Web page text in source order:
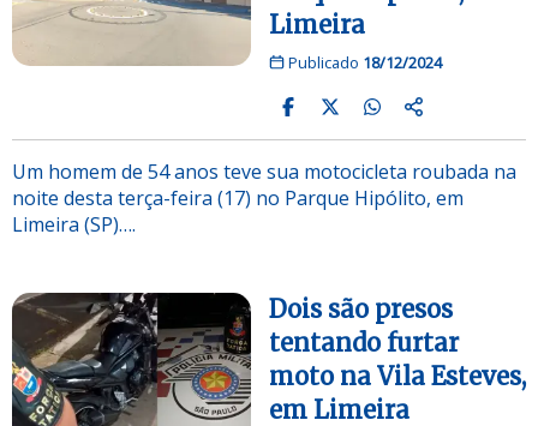
Limeira
Publicado 18/12/2024
Um homem de 54 anos teve sua motocicleta roubada na
noite desta terça-feira (17) no Parque Hipólito, em
Limeira (SP)….
Dois são presos
tentando furtar
moto na Vila Esteves,
em Limeira